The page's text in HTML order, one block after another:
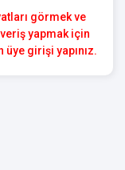
görmek ve
yapmak için
üye girişi yapınız.